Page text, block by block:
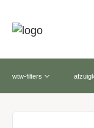
wtw-filters